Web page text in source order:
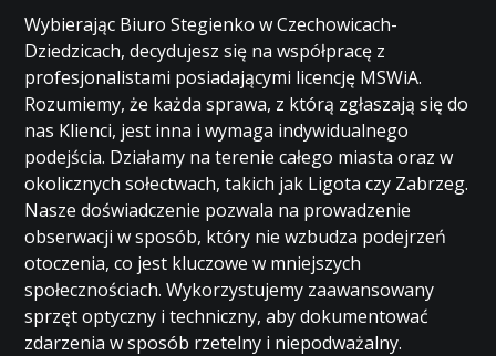
Wybierając Biuro Stegienko w Czechowicach-
Dziedzicach, decydujesz się na współpracę z
profesjonalistami posiadającymi licencję MSWiA.
Rozumiemy, że każda sprawa, z którą zgłaszają się do
nas Klienci, jest inna i wymaga indywidualnego
podejścia. Działamy na terenie całego miasta oraz w
okolicznych sołectwach, takich jak Ligota czy Zabrzeg.
Nasze doświadczenie pozwala na prowadzenie
obserwacji w sposób, który nie wzbudza podejrzeń
otoczenia, co jest kluczowe w mniejszych
społecznościach. Wykorzystujemy zaawansowany
sprzęt optyczny i techniczny, aby dokumentować
zdarzenia w sposób rzetelny i niepodważalny.